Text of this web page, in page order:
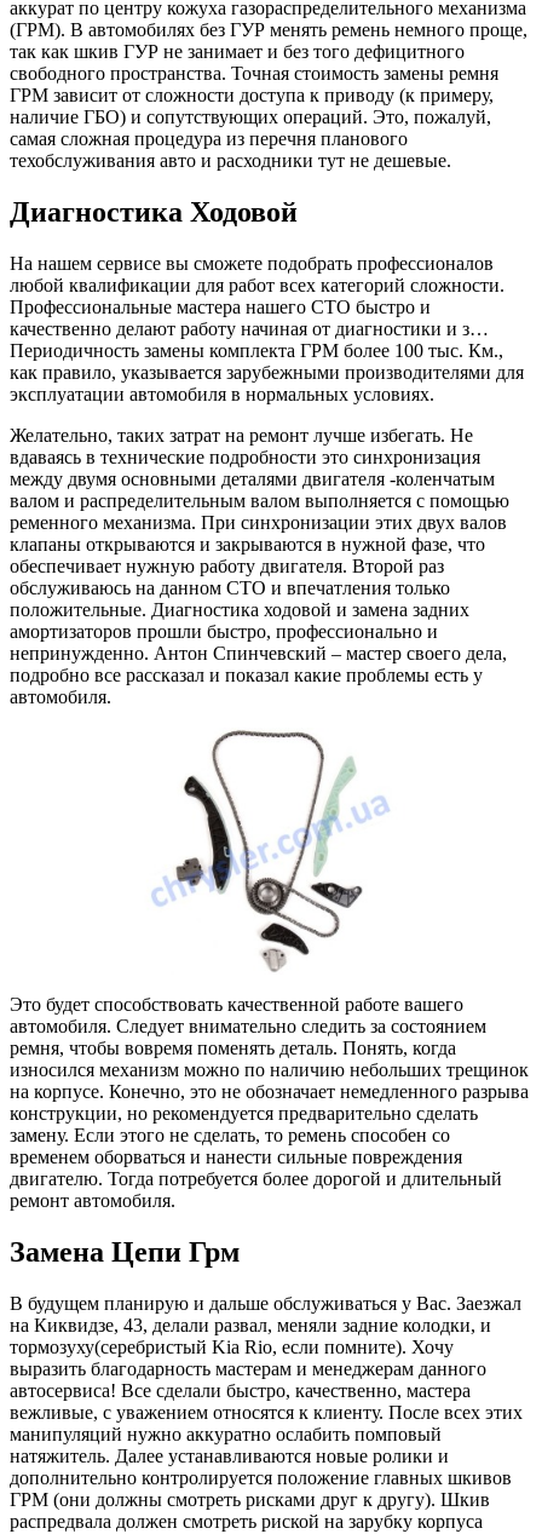
аккурат по центру кожуха газораспределительного механизма
(ГРМ). В автомобилях без ГУР менять ремень немного проще,
так как шкив ГУР не занимает и без того дефицитного
свободного пространства. Точная стоимость замены ремня
ГРМ зависит от сложности доступа к приводу (к примеру,
наличие ГБО) и сопутствующих операций. Это, пожалуй,
самая сложная процедура из перечня планового
техобслуживания авто и расходники тут не дешевые.
Диагностика Ходовой
На нашем сервисе вы сможете подобрать профессионалов
любой квалификации для работ всех категорий сложности.
Профессиональные мастера нашего СТО быстро и
качественно делают работу начиная от диагностики и з…
Периодичность замены комплекта ГРМ более 100 тыс. Км.,
как правило, указывается зарубежными производителями для
эксплуатации автомобиля в нормальных условиях.
Желательно, таких затрат на ремонт лучше избегать. Не
вдаваясь в технические подробности это синхронизация
между двумя основными деталями двигателя -коленчатым
валом и распределительным валом выполняется с помощью
ременного механизма. При синхронизации этих двух валов
клапаны открываются и закрываются в нужной фазе, что
обеспечивает нужную работу двигателя. Второй раз
обслуживаюсь на данном СТО и впечатления только
положительные. Диагностика ходовой и замена задних
амортизаторов прошли быстро, профессионально и
непринужденно. Антон Спинчевский – мастер своего дела,
подробно все рассказал и показал какие проблемы есть у
автомобиля.
Это будет способствовать качественной работе вашего
автомобиля. Следует внимательно следить за состоянием
ремня, чтобы вовремя поменять деталь. Понять, когда
износился механизм можно по наличию небольших трещинок
на корпусе. Конечно, это не обозначает немедленного разрыва
конструкции, но рекомендуется предварительно сделать
замену. Если этого не сделать, то ремень способен со
временем оборваться и нанести сильные повреждения
двигателю. Тогда потребуется более дорогой и длительный
ремонт автомобиля.
Замена Цепи Грм
В будущем планирую и дальше обслуживаться у Вас. Заезжал
на Киквидзе, 43, делали развал, меняли задние колодки, и
тормозуху(серебристый Kia Rio, если помните). Хочу
выразить благодарность мастерам и менеджерам данного
автосервиса! Все сделали быстро, качественно, мастера
вежливые, с уважением относятся к клиенту. После всех этих
манипуляций нужно аккуратно ослабить помповый
натяжитель. Далее устанавливаются новые ролики и
дополнительно контролируется положение главных шкивов
ГРМ (они должны смотреть рисками друг к другу). Шкив
распредвала должен смотреть риской на зарубку корпуса